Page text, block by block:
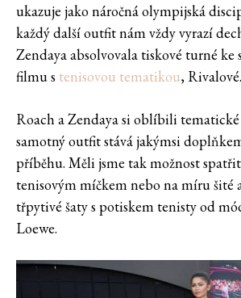
ukazuje jako náročná olympijská
každý další outfit nám vždy vyrazí
Zendaya absolvovala tiskové turné ke
filmu s tenisovou tematikou, Rivalové.
Roach a Zendaya si oblíbili
samotný outfit stává jakýmsi
příběhu. Měli jsme tak možnost
tenisovým míčkem nebo na míru šité
třpytivé šaty s potiskem tenisty od
Loewe.